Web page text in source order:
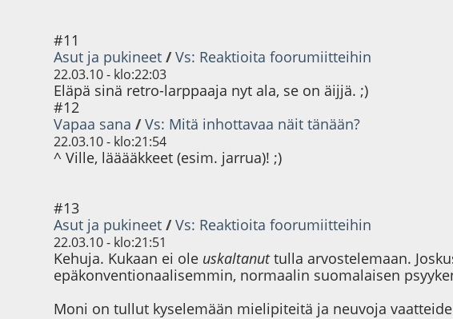
#11
Asut ja pukineet /Vs: Reaktioita foorumiitteihin
22.03.10 - klo:22:03
Eläpä sinä retro-larppaaja nyt ala, se on äijjä. ;)
#12
Vapaa sana /Vs: Mitä inhottavaa näit tänään?
22.03.10 - klo:21:54
^ Ville, lääääkkeet (esim. jarrua)! ;)
#13
Asut ja pukineet /Vs: Reaktioita foorumiitteihin
22.03.10 - klo:21:51
Kehuja. Kukaan ei ole uskaltanuttulla arvostelemaan.
epäkonventionaalisemmin, normaalin suomalaisen
Moni on tullut kyselemään mielipiteitä ja neuvoja